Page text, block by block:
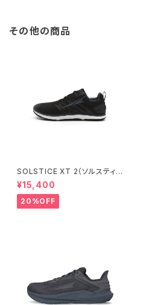
その他の商品
SOLSTICE XT 2（ソルスティス
XT 2）メンズ Black
¥15,400
20%OFF